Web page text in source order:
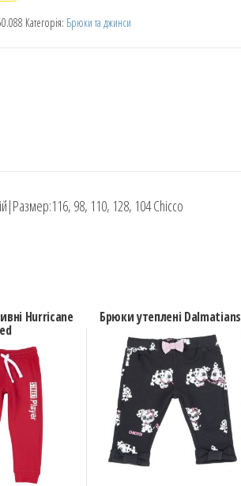
Категорія: Брюки та джинси
98, 110, 128, 104 Chicco
Hurricane Брюки утеплені Dalmatians